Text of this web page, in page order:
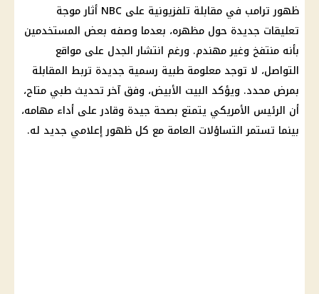
ظهور ترامب في مقابلة تلفزيونية على NBC أثار موجة
تعليقات جديدة حول مظهره، بعدما وصفه بعض المستخدمين
بأنه منتفخ وغير مهندم. ورغم انتشار الجدل على مواقع
التواصل، لا توجد معلومة طبية رسمية جديدة تربط المقابلة
بمرض محدد. ويؤكد البيت الأبيض، وفق آخر تحديث طبي متاح،
أن الرئيس الأمريكي يتمتع بصحة جيدة وقادر على أداء مهامه،
بينما تستمر التساؤلات العامة مع كل ظهور إعلامي جديد له.